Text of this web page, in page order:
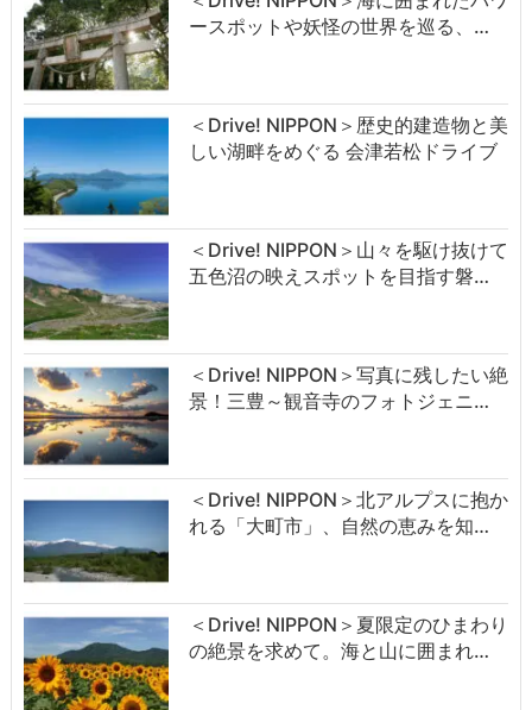
ースポットや妖怪の世界を巡る、…
＜Drive! NIPPON＞歴史的建造物と美
しい湖畔をめぐる 会津若松ドライブ
＜Drive! NIPPON＞山々を駆け抜けて
五色沼の映えスポットを目指す磐…
＜Drive! NIPPON＞写真に残したい絶
景！三豊～観音寺のフォトジェニ…
＜Drive! NIPPON＞北アルプスに抱か
れる「大町市」、自然の恵みを知…
＜Drive! NIPPON＞夏限定のひまわり
の絶景を求めて。海と山に囲まれ…